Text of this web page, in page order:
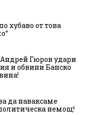
хубаво от това
Гюров удари
и обвини Банско
да наваксаме
немощ!